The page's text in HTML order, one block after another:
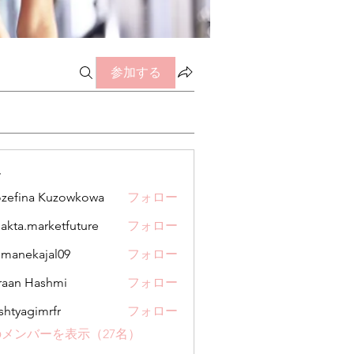
参加する
Kuzowkowa
フォロー
フォロー
フォロー
Hashmi
フォロー
フォロー
ンバーを表示（27名）